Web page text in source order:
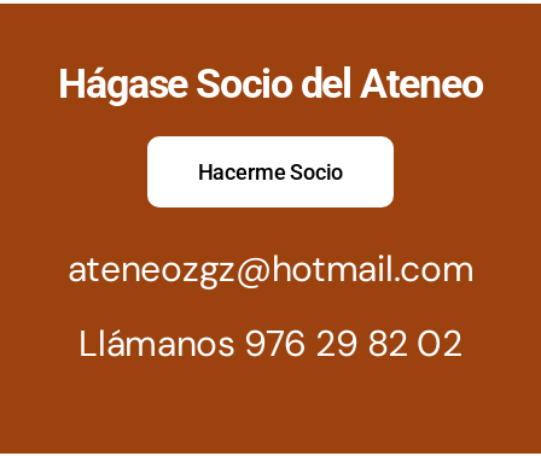
Hágase Socio del Ateneo
Hacerme Socio
ateneozgz@hotmail.com
Llámanos 976 29 82 02